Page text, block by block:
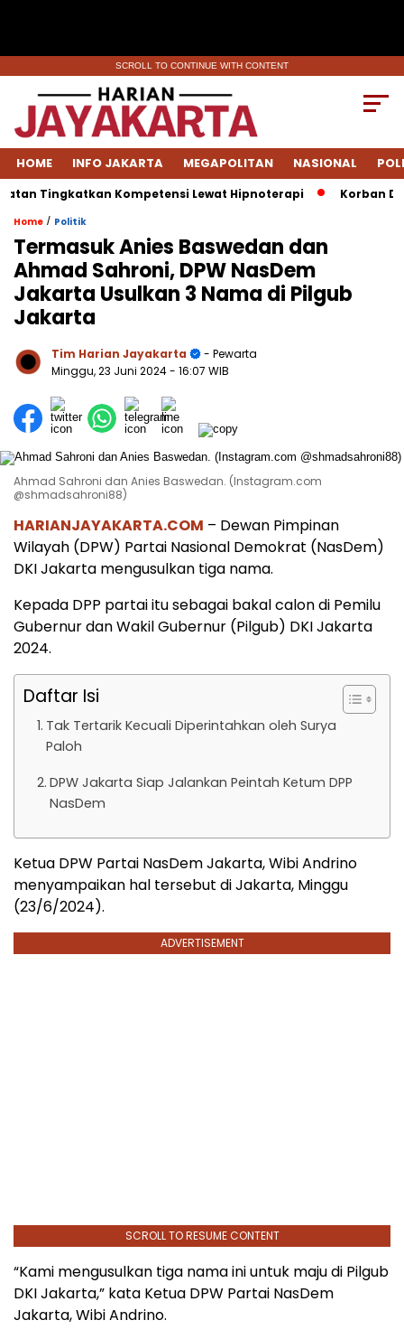
SCROLL TO CONTINUE WITH CONTENT
HOME INFO JAKARTA MEGAPOLITAN NASIONAL
Tingkatkan Kompetensi Lewat Hipnoterapi Korban
Home / Politik
Termasuk Anies Baswedan dan
Ahmad Sahroni, DPW NasDem
Jakarta Usulkan 3 Nama di Pilgub
Jakarta
Tim Harian Jayakarta
- Pewarta
Minggu, 23 Juni 2024- 16:07 WIB
Ahmad Sahroni dan Anies Baswedan. (Instagram.com
@shmadsahroni88)
HARIANJAYAKARTA.COM – Dewan Pimpinan
Wilayah (DPW) Partai Nasional Demokrat (NasDem)
DKI Jakarta mengusulkan tiga nama.
Kepada DPP partai itu sebagai bakal calon di Pemilu
Gubernur dan Wakil Gubernur (Pilgub) DKI Jakarta
2024.
Daftar Isi
Tak Tertarik Kecuali Diperintahkan oleh Surya
Paloh
DPW Jakarta Siap Jalankan Peintah Ketum DPP
NasDem
Ketua DPW Partai NasDem Jakarta, Wibi Andrino
menyampaikan hal tersebut di Jakarta, Minggu
(23/6/2024).
ADVERTISEMENT
SCROLL TO RESUME CONTENT
“Kami mengusulkan tiga nama ini untuk maju di Pilgub
DKI Jakarta,” kata Ketua DPW Partai NasDem
Jakarta, Wibi Andrino.